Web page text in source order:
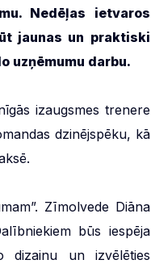
Nedēļas ietvaros
jaunas un praktiski
uzņēmumu darbu.
izaugsmes trenere
dzinējspēku, kā
Zīmolvede Diāna
būs iespēja
dizainu un izvēlēties